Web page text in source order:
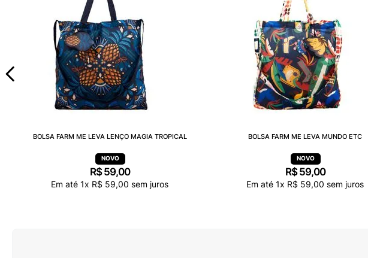
BOLSA FARM ME LEVA LENÇO MAGIA TROPICAL
R$ 59,00
Em até 1x R$ 59,00 sem juros
BOLSA FARM ME LEVA MUNDO ETC
R$ 59,00
Em até 1x R$ 59,00 sem juros